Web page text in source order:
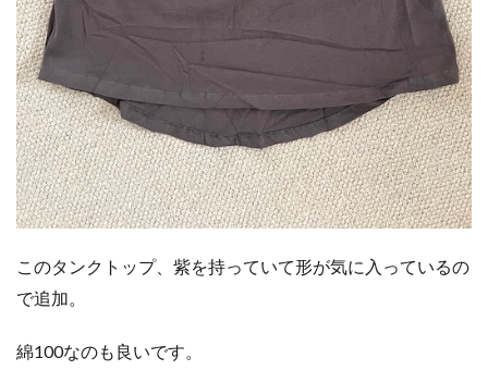
このタンクトップ、紫を持っていて形が気に入っているの
で追加。
綿100なのも良いです。